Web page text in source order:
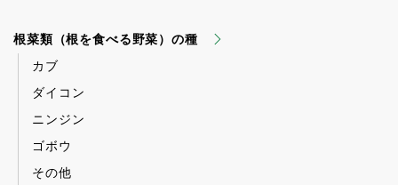
根菜類（根を食べる野菜）の種
カブ
ダイコン
ニンジン
ゴボウ
その他